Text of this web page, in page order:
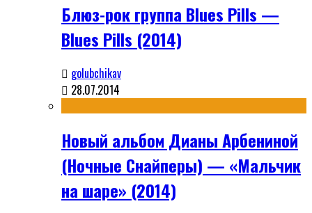
Блюз-рок группа Blues Pills —
Blues Pills (2014)
golubchikav
28.07.2014
Новый альбом Дианы Арбениной
(Ночные Снайперы) — «Мальчик
на шаре» (2014)